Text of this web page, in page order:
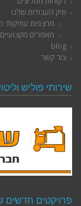
תיק העבודות שלנו
מרצפות עתיקות:
מאמרים מקצועיים
blog
צור קשר
שירותי פוליש
פרויקטים חדשים